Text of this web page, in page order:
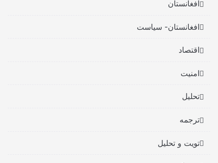
افغانستان
افغانستان- سیاست
اقتصاد
امنیت
تحلیل
ترجمه
تویت و تحلیل